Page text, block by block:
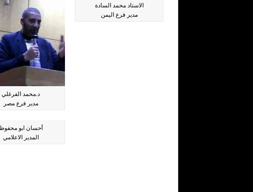
د.محمد الفرغلي
مدير فرع مصر
الاستاد محمد السادة
مدير فرع اليمن
أحسان ابو محفوظ
المدير الاعلامي